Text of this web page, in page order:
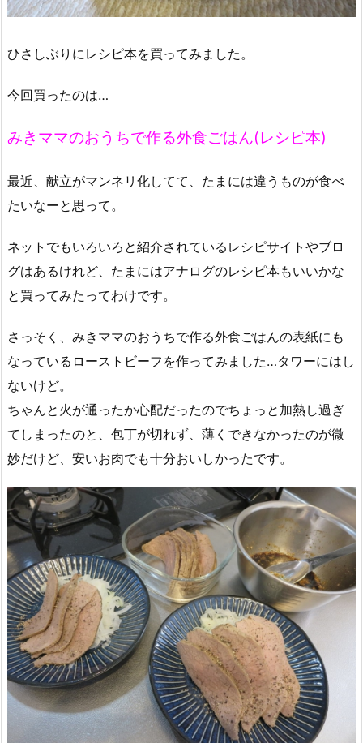
ひさしぶりにレシピ本を買ってみました。
今回買ったのは…
みきママのおうちで作る外食ごはん(レシピ本)
最近、献立がマンネリ化してて、たまには違うものが食べ
たいなーと思って。
ネットでもいろいろと紹介されているレシピサイトやブロ
グはあるけれど、たまにはアナログのレシピ本もいいかな
と買ってみたってわけです。
さっそく、みきママのおうちで作る外食ごはんの表紙にも
なっているローストビーフを作ってみました…タワーにはし
ないけど。
ちゃんと火が通ったか心配だったのでちょっと加熱し過ぎ
てしまったのと、包丁が切れず、薄くできなかったのが微
妙だけど、安いお肉でも十分おいしかったです。